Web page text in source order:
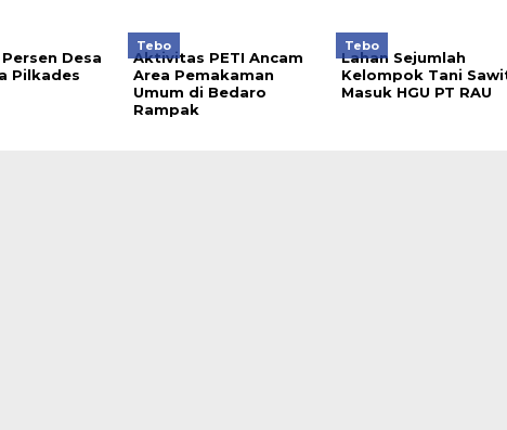
Desa
Pilkades
Tebo
Aktivitas PETI Ancam
Area Pemakaman
Umum di Bedaro
Rampak
Tebo
Lahan Sejumlah
Kelompok Tani
Masuk HGU PT RAU